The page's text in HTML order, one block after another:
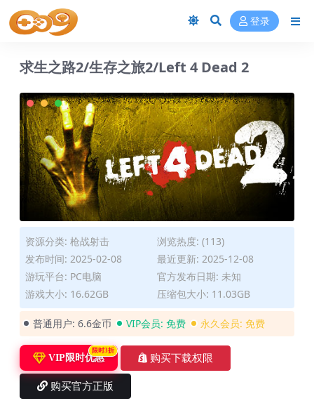
登录
求生之路2/生存之旅2/Left 4 Dead 2
资源分类: 枪战射击
浏览热度: (113)
发布时间: 2025-02-08
最近更新: 2025-12-08
游玩平台: PC电脑
官方发布日期: 未知
游戏大小: 16.62GB
压缩包大小: 11.03GB
普通用户: 6.6金币 VIP会员: 免费 永久会员: 免费
VIP限时优惠
限时3折
购买下载权限
购买官方正版